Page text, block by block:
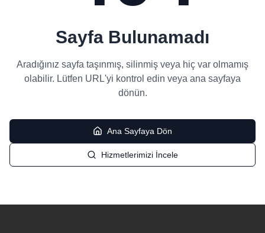
Sayfa Bulunamadı
Aradığınız sayfa taşınmış, silinmiş veya hiç var olmamış
olabilir. Lütfen URL'yi kontrol edin veya ana sayfaya
dönün.
Ana Sayfaya Dön
Hizmetlerimizi İncele